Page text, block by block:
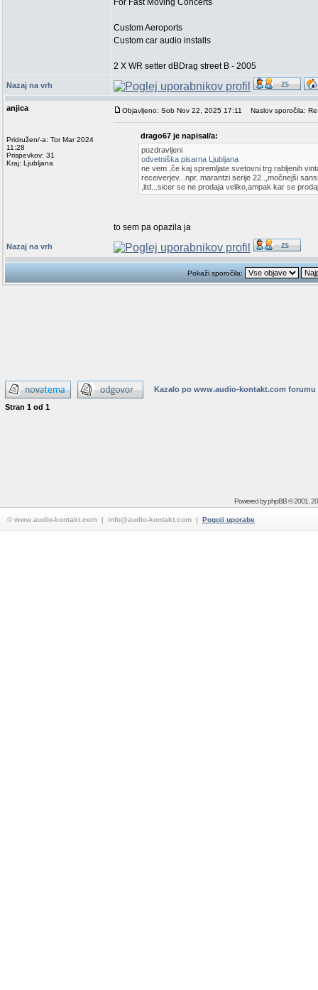
For Fast Moving Concerts
Custom Aeroports
Custom car audio installs
2 X WR setter dBDrag street B - 2005
Nazaj na vrh
anjica
Pridružen/-a: Tor Mar 2024
11:28
Prispevkov: 31
Kraj: Ljubljana
Objavljeno: Sob Nov 22, 2025 17:11 Naslov sporočila:
drago67 je napisal/a:
pozdravljeni
odvetniška pisarna Ljubljana
ne vem ,če kaj spremljate svetovni trg rabljenih
receiverjev...npr. marantzi serije 22..,močnejši
,itd...sicer se ne prodaja veliko,ampak kar se
to sem pa opazila ja
Nazaj na vrh
Pokaži sporočila:
Kazalo po www.audio-kontakt.com forumu
Stran 1 od 1
Powered byphpBB© 2001,
© www.audio-kontakt.com | info@audio-kontakt.com | Pogoji uporabe